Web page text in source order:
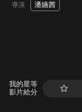
導演 潘嬿茜
我的星等
影片給分